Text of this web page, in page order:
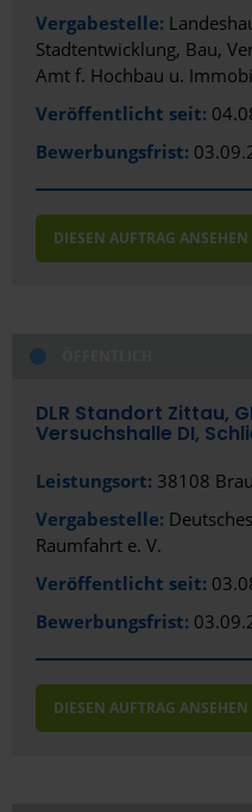
Amberg
Aue
Augsburg
Bad Kreuznach
Bad Vilbel
Baden-Baden
Bamberg
Bautzen
Bayreuth
Vergabestelle:
Stadtentwicklung, Bau,
Amt f. Hochbau u.
Veröffentlicht seit:
Bewerbungsfrist:
DIESEN AUFTRAG ANSEHEN
DLR Standort Zittau,
Versuchshalle DI,
Leistungsort: 38108
Vergabestelle:
Raumfahrt e. V.
Veröffentlicht seit:
Bewerbungsfrist:
DIESEN AUFTRAG ANSEHEN